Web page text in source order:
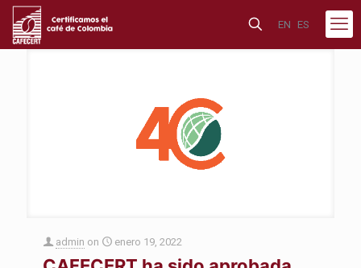
EN ES
admin on enero 19, 2022